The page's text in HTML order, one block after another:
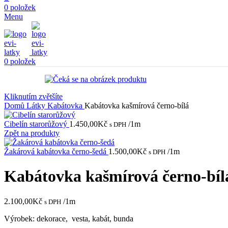
0 položek
Menu
0 položek
Kliknutím zvětšíte
Domů Látky Kabátovka Kabátovka kašmírová černo-bílá
Cibelín starorůžový 1.450,00Kč s DPH /1m
Zpět na produkty
Žakárová kabátovka černo-šedá 1.500,00Kč s DPH /1m
Kabátovka kašmírová černo-
2.100,00Kč s DPH /1m
Výrobek: dekorace, vesta, kabát, bunda